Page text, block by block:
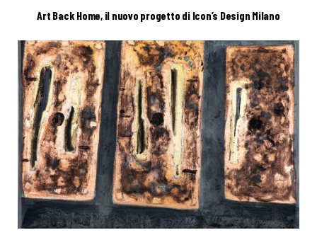
Art Back Home, il nuovo progetto di Icon’s Design Milano